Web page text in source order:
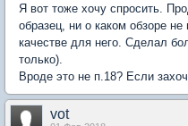
Я вот тоже хочу спросить.
образец, ни о каком обзоре
качестве для него. Сделал
только).
Вроде это не п.18? Если
vot